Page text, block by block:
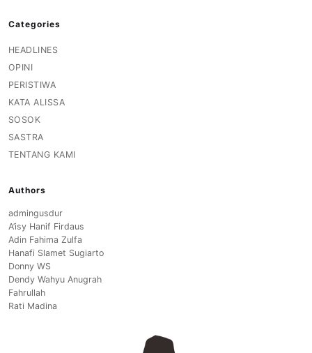
Categories
HEADLINES
OPINI
PERISTIWA
KATA ALISSA
SOSOK
SASTRA
TENTANG KAMI
Authors
admingusdur
A’isy Hanif Firdaus
Adin Fahima Zulfa
Hanafi Slamet Sugiarto
Donny WS
Dendy Wahyu Anugrah
Fahrullah
Rati Madina